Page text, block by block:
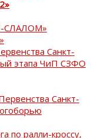
СЛАЛОМ»
Санкт-
этапа ЧиП СЗФО
Санкт-
по ралли-кроссу,